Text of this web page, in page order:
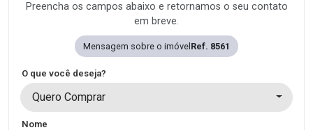
Preencha os campos abaixo e retornamos o seu contato
em breve.
Mensagem sobre o imóvelRef. 8561
O que você deseja?
Quero Comprar
Nome